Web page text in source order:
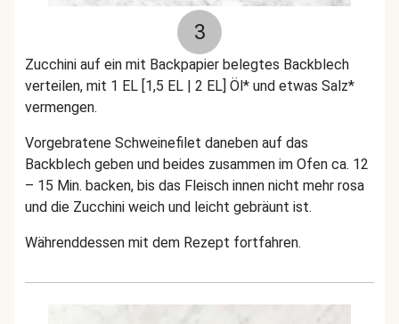
3
Zucchini auf ein mit Backpapier belegtes Backblech
verteilen, mit 1 EL [1,5 EL | 2 EL] Öl* und etwas Salz*
vermengen.
Vorgebratene Schweinefilet daneben auf das
Backblech geben und beides zusammen im Ofen ca. 12
– 15 Min. backen, bis das Fleisch innen nicht mehr rosa
und die Zucchini weich und leicht gebräunt ist.
Währenddessen mit dem Rezept fortfahren.